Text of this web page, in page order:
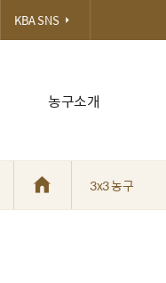
농구소개
KBA SNS
3x3 농구